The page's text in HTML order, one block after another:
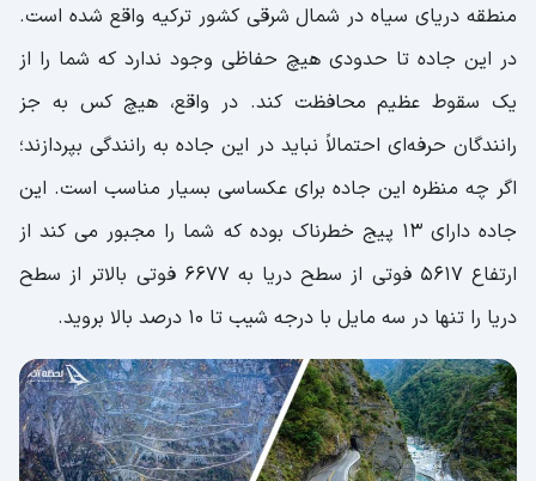
منطقه دریای سیاه در شمال شرقی کشور ترکیه واقع شده است.
در این جاده تا حدودی هیچ حفاظی وجود ندارد که شما را از
یک سقوط عظیم محافظت کند. در واقع، هیچ کس به جز
رانندگان حرفه‌ای احتمالاً نباید در این جاده به رانندگی بپردازند؛
اگر چه منظره این جاده برای عکساسی بسیار مناسب است. این
جاده دارای 13 پیج خطرناک بوده که شما را مجبور می کند از
ارتفاع 5617 فوتی از سطح دریا به 6677 فوتی بالاتر از سطح
دریا را تنها در سه مایل با درجه شیب تا 10 درصد بالا بروید.